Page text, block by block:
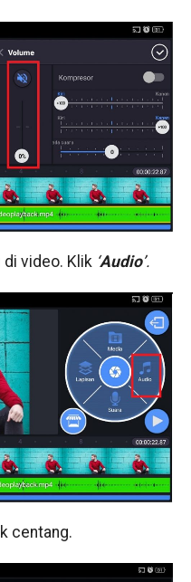
di video. Klik ‘Audio’.
centang.